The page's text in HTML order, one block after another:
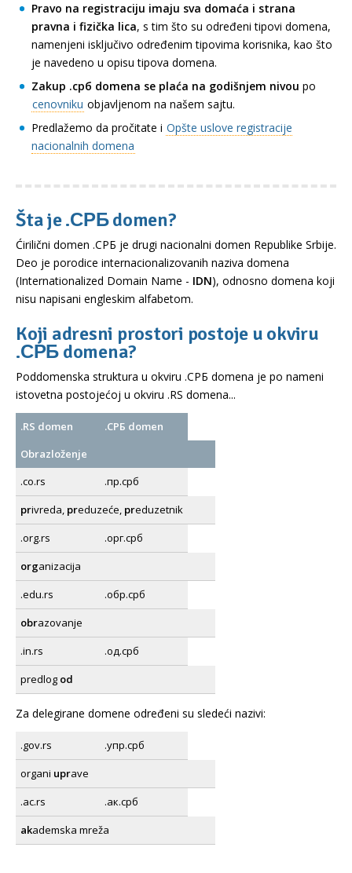
Pravo na registraciju imaju sva domaća i strana
pravna i fizička lica, s tim što su određeni tipovi domena,
namenjeni isključivo određenim tipovima korisnika, kao što
je navedeno u opisu tipova domena.
Zakup .срб domena se plaća na godišnjem nivou po
cenovniku objavljenom na našem sajtu.
Predlažemo da pročitate i Opšte uslove registracije
nacionalnih domena
Šta je .СРБ domen?
Ćirilični domen .СРБ je drugi nacionalni domen Republike Srbije.
Deo je porodice internacionalizovanih naziva domena
(Internationalized Domain Name - IDN), odnosno domena koji
nisu napisani engleskim alfabetom.
Koji adresni prostori postoje u okviru
.СРБ domena?
Poddomenska struktura u okviru .СРБ domena je po nameni
istovetna postojećoj u okviru .RS domena...
.RS domen
.СРБ domen
Obrazloženje
.co.rs
.пр.срб
privreda, preduzeće, preduzetnik
.org.rs
.орг.срб
organizacija
.edu.rs
.обр.срб
obrazovanje
.in.rs
.од.срб
predlog od
Za delegirane domene određeni su sledeći nazivi:
.gov.rs
.упр.срб
organi uprave
.ac.rs
.ак.срб
akademska mreža